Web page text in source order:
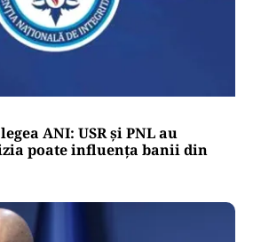
ANI: USR și PNL au
poate influența banii din